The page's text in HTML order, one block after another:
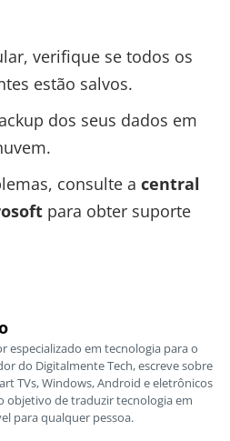
verifique se todos os
estão salvos.
dos seus dados em
consulte a central
para obter suporte
especializado em tecnologia para o
do Digitalmente Tech, escreve sobre
TVs, Windows, Android e eletrônicos
objetivo de traduzir tecnologia em
para qualquer pessoa.